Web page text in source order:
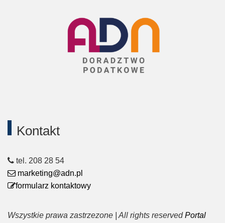
Kontakt
tel. 208 28 54
marketing@adn.pl
formularz kontaktowy
Wszystkie prawa zastrzezone | All rights reservedPortal